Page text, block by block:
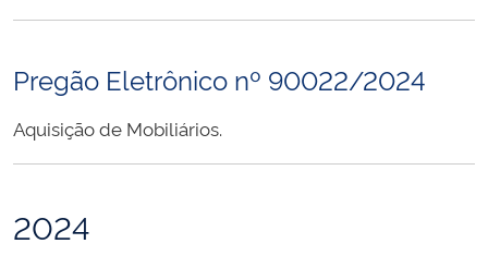
Pregão Eletrônico nº 90022/2024
Aquisição de Mobiliários.
2024